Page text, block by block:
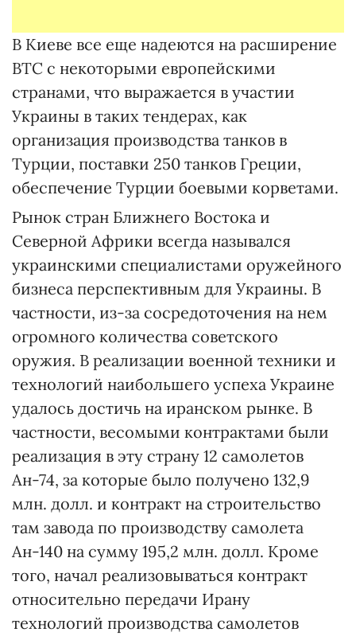
В Киеве все еще надеются на расширение
ВТС с некоторыми европейскими
странами, что выражается в участии
Украины в таких тендерах, как
организация производства танков в
Турции, поставки 250 танков Греции,
обеспечение Турции боевыми корветами.
Рынок стран Ближнего Востока и
Северной Африки всегда назывался
украинскими специалистами оружейного
бизнеса перспективным для Украины. В
частности, из-за сосредоточения на нем
огромного количества советского
оружия. В реализации военной техники и
технологий наибольшего успеха Украине
удалось достичь на иранском рынке. В
частности, весомыми контрактами были
реализация в эту страну 12 самолетов
Ан-74, за которые было получено 132,9
млн. долл. и контракт на строительство
там завода по производству самолета
Ан-140 на сумму 195,2 млн. долл. Кроме
того, начал реализовываться контракт
относительно передачи Ирану
технологий производства самолетов